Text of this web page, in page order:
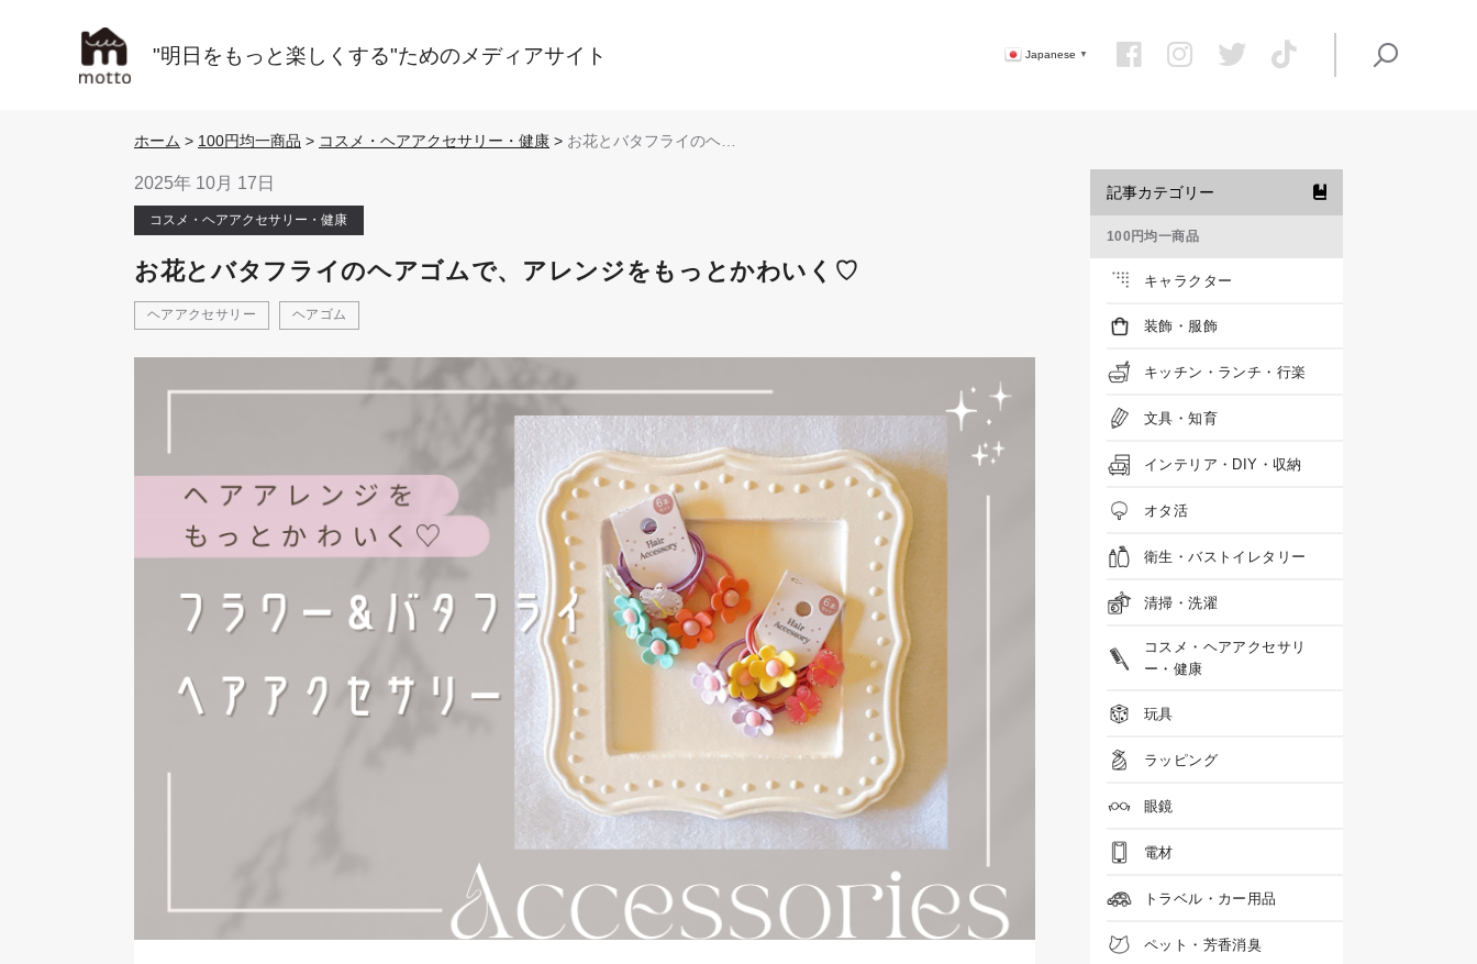
"明日をもっと楽しくする"ためのメディアサイト Japanese ▼
ホーム > 100円均一商品 > コスメ・ヘアアクセサリー・健康 > お花とバタフライのヘア
2025年 10月 17日
コスメ・ヘアアクセサリー・健康
お花とバタフライのヘアゴムで、アレンジをもっとかわいく♡
ヘアアクセサリー ヘアゴム
記事カテゴリー
100円均一商品
キャラクター
装飾・服飾
キッチン・ランチ・行楽
文具・知育
インテリア・DIY・収納
オタ活
衛生・バストイレタリー
清掃・洗濯
コスメ・ヘアアクセサリ
ー・健康
玩具
ラッピング
眼鏡
電材
トラベル・カー用品
ペット・芳香消臭